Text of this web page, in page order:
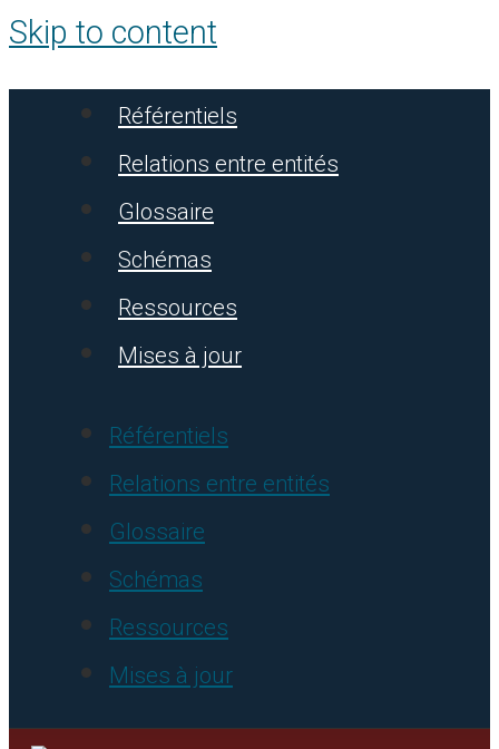
Skip to content
Référentiels
Relations entre entités
Glossaire
Schémas
Ressources
Mises à jour
Référentiels
Relations entre entités
Glossaire
Schémas
Ressources
Mises à jour